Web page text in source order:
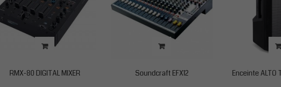
RMX-80 DIGITAL MIXER Soundcraft EFX12 Enceinte ALTO